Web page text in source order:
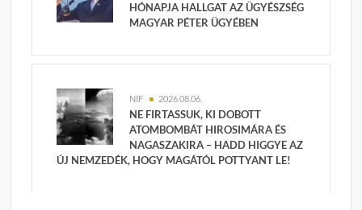
HÓNAPJA HALLGAT AZ ÜGYÉSZSÉG
MAGYAR PÉTER ÜGYÉBEN
NIF 2026.08.06.
NE FIRTASSUK, KI DOBOTT
ATOMBOMBÁT HIROSIMÁRA ÉS
NAGASZAKIRA – HADD HIGGYE AZ
ÚJ NEMZEDÉK, HOGY MAGÁTÓL POTTYANT LE!